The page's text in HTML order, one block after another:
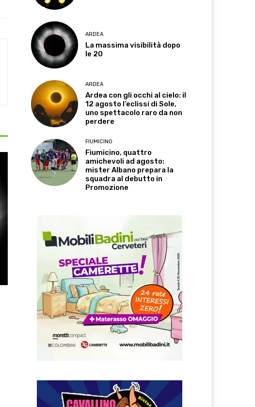
ARDEA
La massima visibilità dopo
le 20
ARDEA
Ardea con gli occhi al cielo: il
12 agosto l’eclissi di Sole,
uno spettacolo raro da non
perdere
FIUMICINO
Fiumicino, quattro
amichevoli ad agosto:
mister Albano prepara la
squadra al debutto in
Promozione